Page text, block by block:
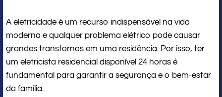
A eletricidade é um recurso indispensável na vida
moderna e qualquer problema elétrico pode causar
grandes transtornos em uma residência. Por isso, ter
um eletricista residencial disponível 24 horas é
fundamental para garantir a segurança e o bem-estar
da família.